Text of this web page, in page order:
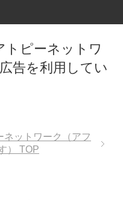
トピーネットワ
告を利用してい
ネットワーク（アフ
）
TOP